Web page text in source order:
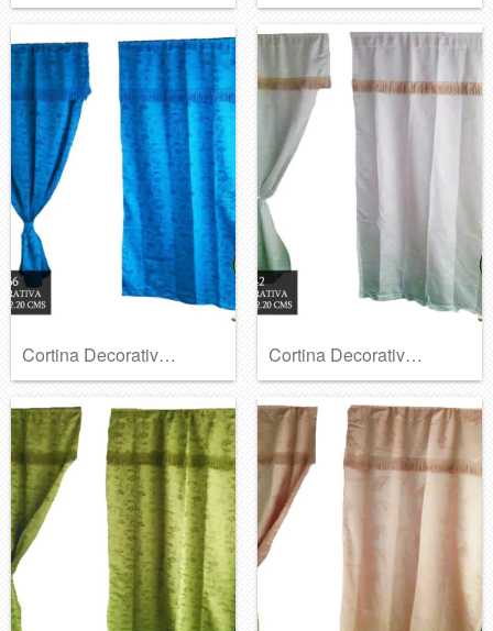
Cortina Decorativa Ref A-442 Cortina Decorativa Ref A-415